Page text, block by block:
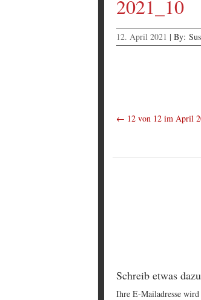
2021_10
12. April 2021 | By:
← 12 von 12 im April
Schreib etwas dazu
Ihre E-Mailadresse